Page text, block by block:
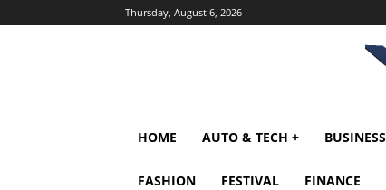
Thursday, August 6, 2026
HOME AUTO & TECH + BUSINESS
FASHION FESTIVAL FINANCE